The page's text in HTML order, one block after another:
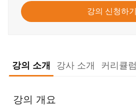
강의 신청하기
강의 소개 강사 소개 커리큘럼
강의 개요